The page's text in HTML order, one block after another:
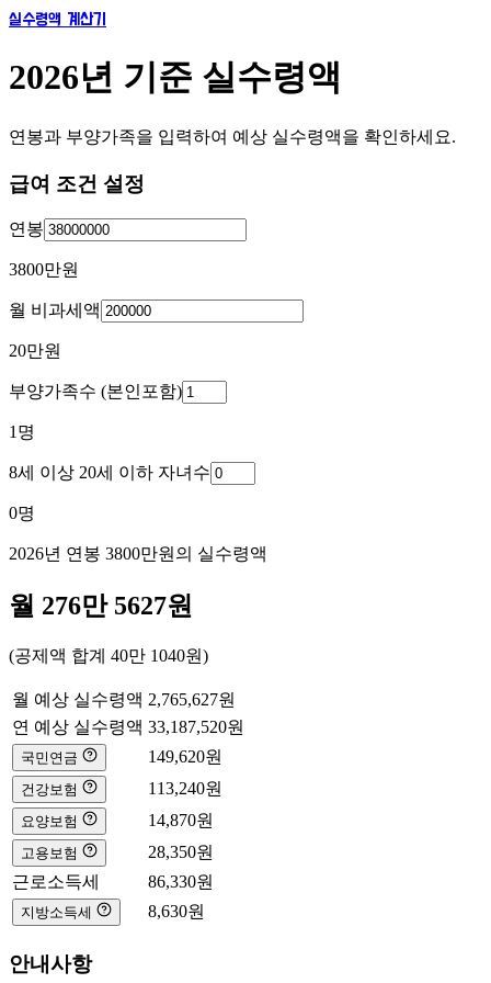
실수령액 계산기
2026년 기준 실수령액
연봉과 부양가족을 입력하여 예상 실수령액을 확인하세요.
급여 조건 설정
연봉
3800만원
월 비과세액
20만원
부양가족수 (본인포함)
1 명
8세 이상 20세 이하 자녀수
0명
2026년 연봉 3800만원의 실수령액
월 276만 5627원
(공제액 합계 40만 1040원)
월 예상 실수령액 2,765,627원
연 예상 실수령액 33,187,520원
국민연금 149,620원
건강보험 113,240원
요양보험 14,870원
고용보험 28,350원
근로소득세
86,330원
지방소득세 8,630원
안내사항